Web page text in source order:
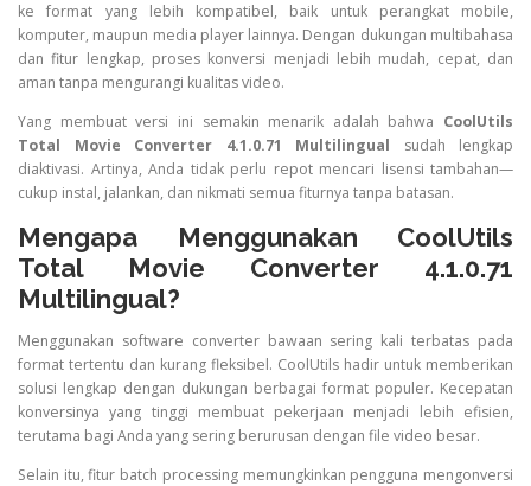
ke format yang lebih kompatibel, baik untuk perangkat mobile,
komputer, maupun media player lainnya. Dengan dukungan multibahasa
dan fitur lengkap, proses konversi menjadi lebih mudah, cepat, dan
aman tanpa mengurangi kualitas video.
Yang membuat versi ini semakin menarik adalah bahwa CoolUtils
Total Movie Converter 4.1.0.71 Multilingual sudah lengkap
diaktivasi. Artinya, Anda tidak perlu repot mencari lisensi tambahan—
cukup instal, jalankan, dan nikmati semua fiturnya tanpa batasan.
Mengapa Menggunakan CoolUtils
Total Movie Converter 4.1.0.71
Multilingual?
Menggunakan software converter bawaan sering kali terbatas pada
format tertentu dan kurang fleksibel. CoolUtils hadir untuk memberikan
solusi lengkap dengan dukungan berbagai format populer. Kecepatan
konversinya yang tinggi membuat pekerjaan menjadi lebih efisien,
terutama bagi Anda yang sering berurusan dengan file video besar.
Selain itu, fitur batch processing memungkinkan pengguna mengonversi